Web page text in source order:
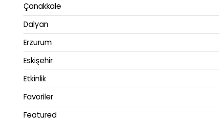
Çanakkale
Dalyan
Erzurum
Eskişehir
Etkinlik
Favoriler
Featured